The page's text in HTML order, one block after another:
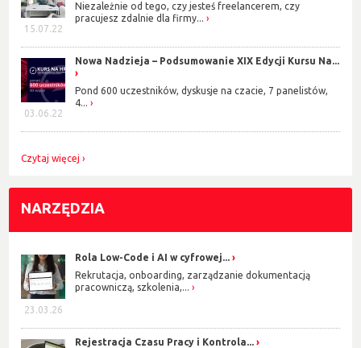
15.07.22
Niezależnie od tego, czy jesteś freelancerem, czy
pracujesz zdalnie dla firmy...
03.06.22
Nowa Nadzieja – Podsumowanie XIX Edycji Kursu Na...
Pond 600 uczestników, dyskusje na czacie, 7 panelistów,
4...
Czytaj więcej
NARZĘDZIA
23.03.26
Rola Low-Code i AI w cyfrowej...
Rekrutacja, onboarding, zarządzanie dokumentacją
pracowniczą, szkolenia,...
Rejestracja Czasu Pracy i Kontrola...